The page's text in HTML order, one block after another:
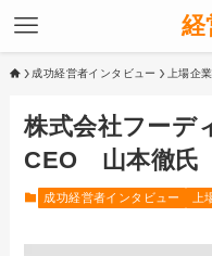
経
成功経営者インタビュー 上場企
株式会社フー
CEO 山本徹氏
成功経営者インタビュー 上